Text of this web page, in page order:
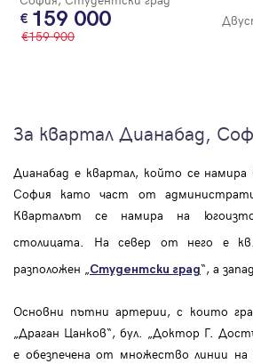
159 000
159 900
За квартал Дианабад,
Дианабад е квартал, който се
София като част от
Кварталът се намира на
столицата. На север от него е
разположен „Студентски град“, а
Основни пътни артерии, с които
„Драган Цанков“, бул. „Доктор Г.
е обезпечена от множество линии на